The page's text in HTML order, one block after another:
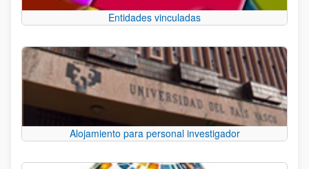
Entidades vinculadas
Alojamiento para personal investigador